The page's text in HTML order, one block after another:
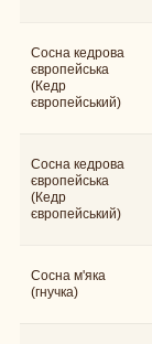
Сосна кедрова
європейська
(Кедр
європейський)
Сосна кедрова
європейська
(Кедр
європейський)
Сосна м'яка
(гнучка)